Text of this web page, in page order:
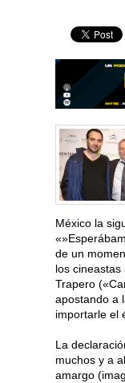
México la
de un
los
Trapero
apostando a
importarle el
La
muchos y a
amargo